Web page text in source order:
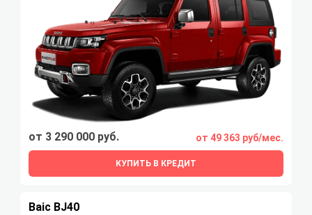
от 3 290 000 руб. от 49 363 руб/мес.
КУПИТЬ В КРЕДИТ
Baic BJ40